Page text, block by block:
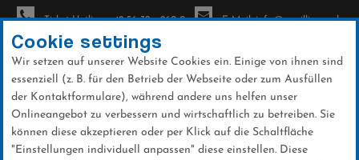
Direkt
zum
Inhalt
Ticket-Hotline: +49 56 32 - 960-0 E-Mail: info@sc-willingen.de
Cookie settings
Wir setzen auf unserer Website Cookies ein. Einige von ihnen sind
essenziell (z. B. für den Betrieb der Webseite oder zum Ausfüllen
der Kontaktformulare), während andere uns helfen unser
Onlineangebot zu verbessern und wirtschaftlich zu betreiben. Sie
können diese akzeptieren oder per Klick auf die Schaltfläche
"Einstellungen individuell anpassen" diese einstellen. Diese